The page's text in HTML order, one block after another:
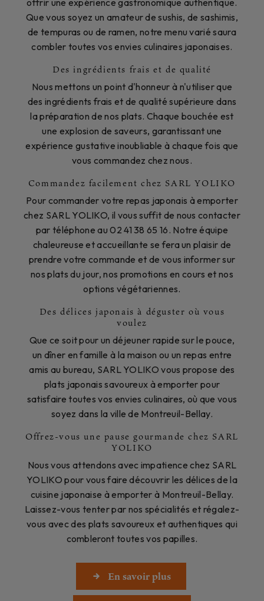
offrir une expérience gastronomique authentique.
Que vous soyez un amateur de sushis, de sashimis,
de tempuras ou de ramen, notre menu varié saura
combler toutes vos envies culinaires japonaises.
Des ingrédients frais et de qualité
Nous mettons un point d'honneur à n'utiliser que
des ingrédients frais et de qualité supérieure dans
la préparation de nos plats. Chaque bouchée est
une explosion de saveurs, garantissant une
expérience gustative inoubliable à chaque fois que
vous commandez chez nous.
Commandez facilement chez SARL YOLIKO
Pour commander votre repas japonais à emporter
chez SARL YOLIKO, il vous suffit de nous contacter
par téléphone au 02 41 38 65 16. Notre équipe
chaleureuse et accueillante se fera un plaisir de
prendre votre commande et de vous informer sur
nos plats du jour, nos promotions en cours et nos
options végétariennes.
Des délices japonais à déguster où vous
voulez
Que ce soit pour un déjeuner rapide sur le pouce,
un dîner en famille à la maison ou un repas entre
amis au bureau, SARL YOLIKO vous propose des
plats japonais savoureux à emporter pour
satisfaire toutes vos envies culinaires, où que vous
soyez dans la ville de Montreuil-Bellay.
Offrez-vous une pause gourmande chez SARL
YOLIKO
Nous vous attendons avec impatience chez SARL
YOLIKO pour vous faire découvrir les délices de la
cuisine japonaise à emporter à Montreuil-Bellay.
Laissez-vous tenter par nos spécialités et régalez-
vous avec des plats savoureux et authentiques qui
combleront toutes vos papilles.
En savoir plus